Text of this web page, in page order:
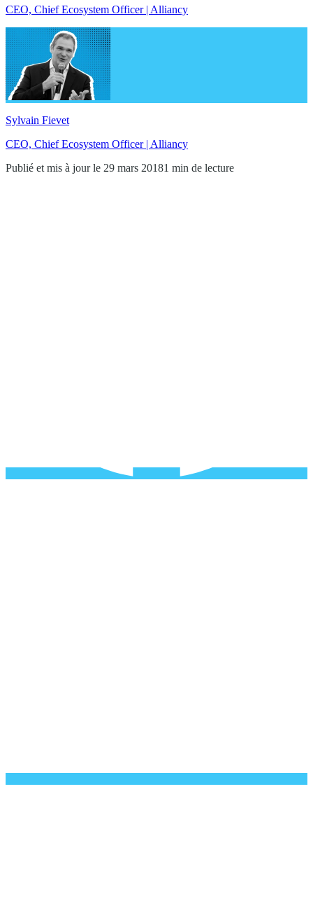
CEO, Chief Ecosystem Officer | Alliancy
Sylvain Fievet
CEO, Chief Ecosystem Officer | Alliancy
Publié et mis à jour le 29 mars 20181 min de lecture